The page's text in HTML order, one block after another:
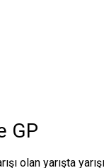
GP
olan yarışta